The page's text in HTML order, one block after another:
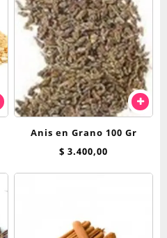
Anis en Grano 100 Gr
$ 3.400,00